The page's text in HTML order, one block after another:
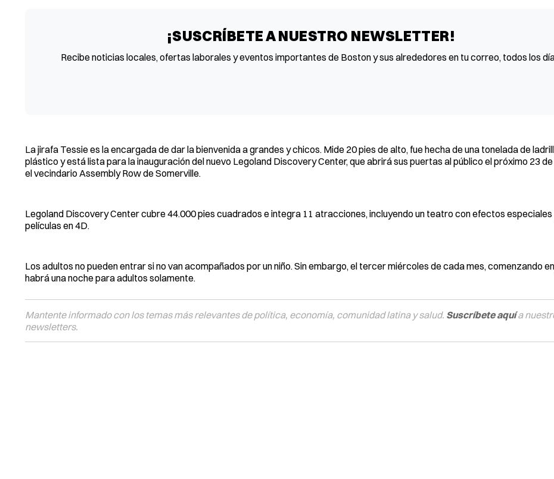
¡SUSCRÍBETE A NUESTRO NEWSLETTER!
Recibe noticias locales, ofertas laborales y eventos importantes de Boston y sus alrededores en tu correo, todos los
La jirafa Tessie es la encargada de dar la bienvenida a grandes y chicos. Mide 20 pies de alto, fue hecha de una tonelada de
plástico y está lista para la inauguración del nuevo Legoland Discovery Center, que abrirá sus puertas al público el próximo 23
el vecindario Assembly Row de Somerville.
Legoland Discovery Center cubre 44.000 pies cuadrados e integra 11 atracciones, incluyendo un teatro con efectos
películas en 4D.
Los adultos no pueden entrar si no van acompañados por un niño. Sin embargo, el tercer miércoles de cada mes, comenzando
habrá una noche para adultos solamente.
Mantente informado con los temas más relevantes de política, economía, comunidad latina y salud. Suscríbete aquía
newsletters.